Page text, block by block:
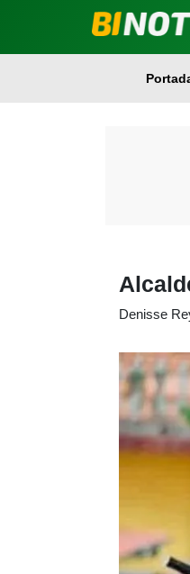
Denisse